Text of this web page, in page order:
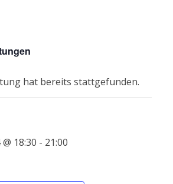
hat bereits stattgefunden.
18:30 - 21:00